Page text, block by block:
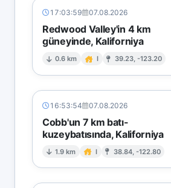
17:03:59 07.08.2026
Redwood Valley'in 4 km
güneyinde, Kaliforniya
0.6 km I 39.23, -123.20
16:53:54 07.08.2026
Cobb'un 7 km batı-
kuzeybatısında, Kaliforniya
1.9 km I 38.84, -122.80